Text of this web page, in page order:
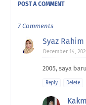
POST A COMMENT
7 Comments
Syaz Rahim
December 14,
2005, saya
Reply Delete